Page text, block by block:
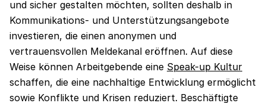
und sicher gestalten möchten, sollten deshalb in
Kommunikations- und Unterstützungsangebote
investieren, die einen anonymen und
vertrauensvollen Meldekanal eröffnen. Auf diese
Weise können Arbeitgebende eine Speak-up Kultur
schaffen, die eine nachhaltige Entwicklung ermöglicht
sowie Konflikte und Krisen reduziert. Beschäftigte